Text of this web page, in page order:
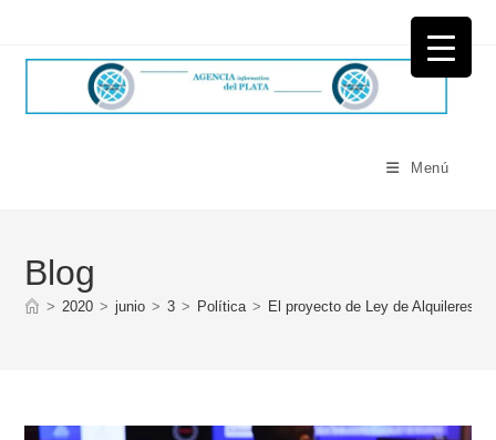
Menú
Blog
> 2020 > junio > 3 > Política > El proyecto de Ley de Alquileres